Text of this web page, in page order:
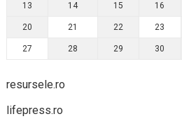
13 14 15 16
20 21 22 23
27 28 29 30
resursele.ro
lifepress.ro